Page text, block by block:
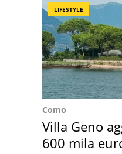
LIFESTYLE
Como
Villa Geno
600 mila